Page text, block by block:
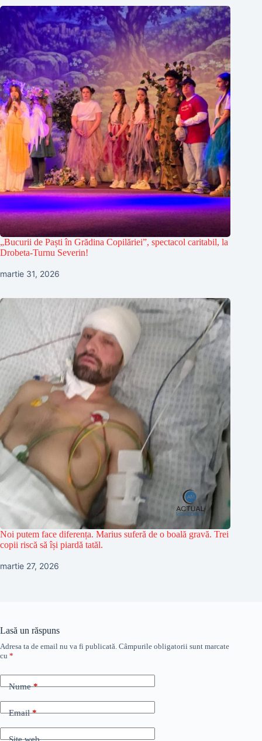
„Bucurii de Paști în Grădina Copilăriei”, spectacol caritabil, la
Drobeta-Turnu Severin!
martie 31, 2026
Noi putem face diferența. Marius suferă de o boală gravă. Trei
copii riscă să își piardă tatăl.
martie 27, 2026
Lasă un răspuns
Adresa ta de email nu va fi publicată. Câmpurile obligatorii sunt marcate
cu *
Nume*
Email*
Site web